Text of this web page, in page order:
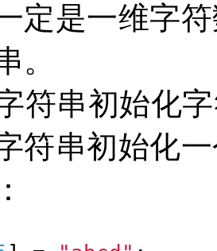
定是一维字
。
符串初始化
符串初始化